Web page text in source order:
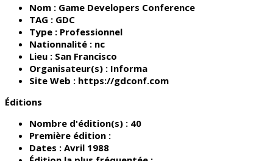
Nom : Game Developers Conference
TAG : GDC
Type : Professionnel
Nationnalité : nc
Lieu : San Francisco
Organisateur(s) : Informa
Site Web : https://gdconf.com
Éditions
Nombre d'édition(s) : 40
Première édition :
Dates : Avril 1988